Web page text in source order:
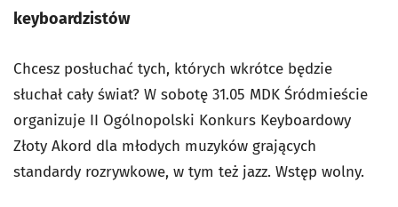
keyboardzistów
Chcesz posłuchać tych, których wkrótce będzie
słuchał cały świat? W sobotę 31.05 MDK Śródmieście
organizuje II Ogólnopolski Konkurs Keyboardowy
Złoty Akord dla młodych muzyków grających
standardy rozrywkowe, w tym też jazz. Wstęp wolny.